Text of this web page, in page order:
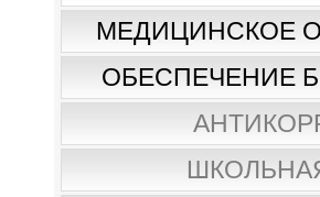
МЕДИЦИНСКОЕ
ОБЕСПЕЧЕНИЕ